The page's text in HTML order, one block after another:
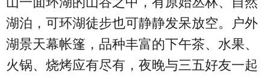
湖泊，可环湖徒步也可静静发呆放空。户外
湖景天幕帐篷，品种丰富的下午茶、水果、
火锅、烧烤应有尽有，夜晚与三五好友一起